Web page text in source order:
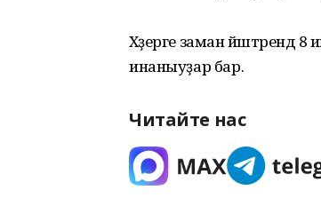
Хәҙерге заман йәштәрендә 8
инаныуҙар бар.
Читайте нас